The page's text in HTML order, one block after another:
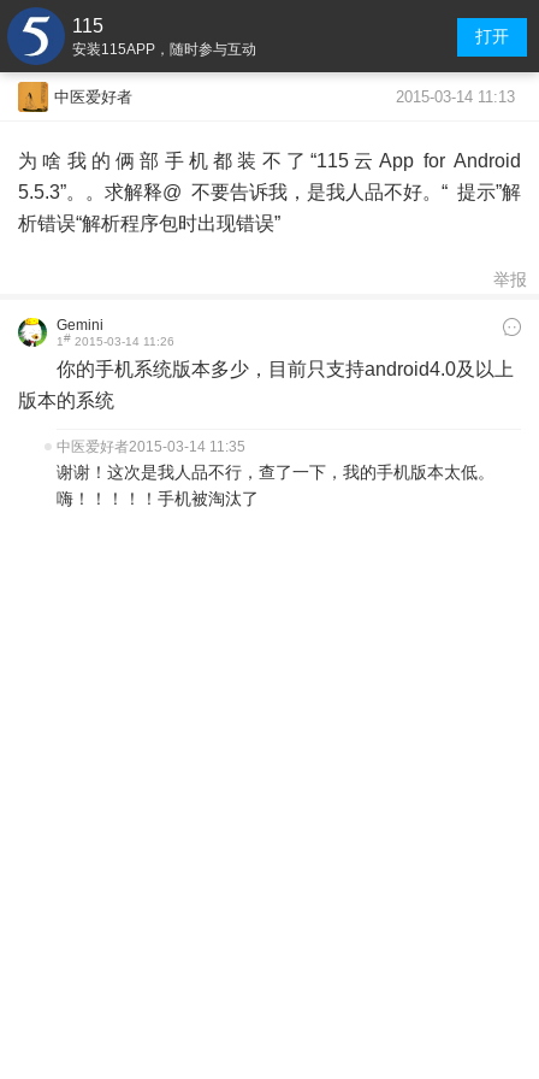
115
安装115APP，随时参与互动
打开
中医爱好者 2015-03-14 11:13
为啥我的俩部手机都装不了“115云App for Android
5.5.3”。。求解释@ 不要告诉我，是我人品不好。“ 提示”解
析错误“解析程序包时出现错误”
举报
Gemini
1# 2015-03-14 11:26
你的手机系统版本多少，目前只支持android4.0及以上
版本的系统
中医爱好者2015-03-14 11:35
谢谢！这次是我人品不行，查了一下，我的手机版本太低。
嗨！！！！！手机被淘汰了